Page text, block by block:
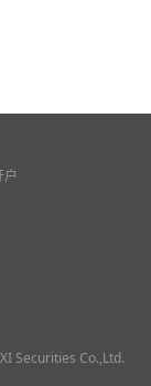
Securities Co.,Ltd.